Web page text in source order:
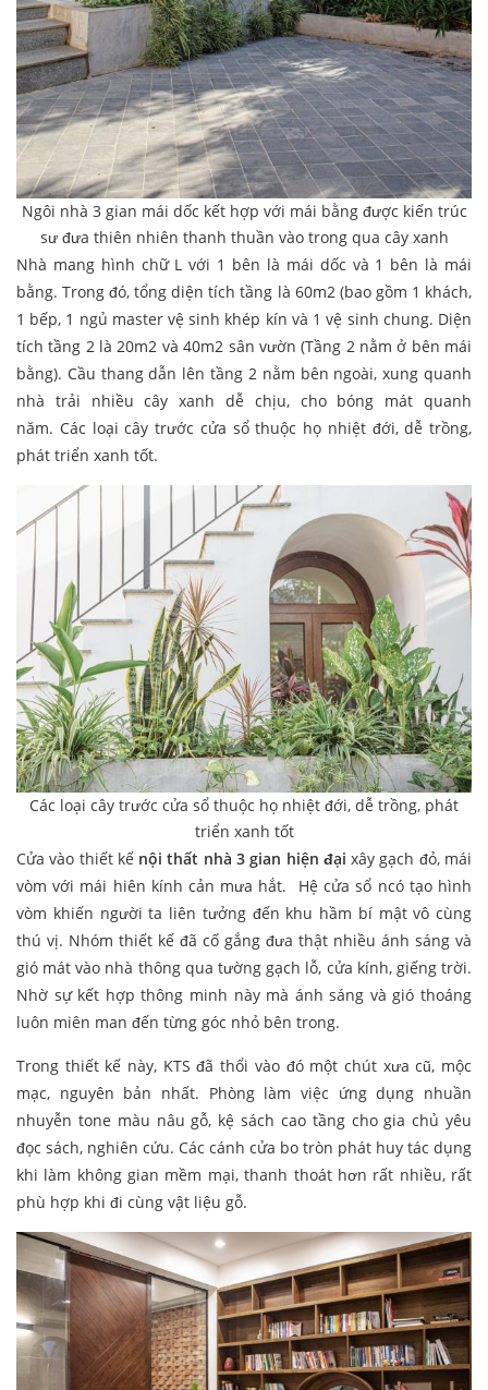
Ngôi nhà 3 gian mái dốc kết hợp với mái bằng được kiến trúc
sư đưa thiên nhiên thanh thuần vào trong qua cây xanh
Nhà mang hình chữ L với 1 bên là mái dốc và 1 bên là mái
bằng. Trong đó, tổng diện tích tầng là 60m2 (bao gồm 1 khách,
1 bếp, 1 ngủ master vệ sinh khép kín và 1 vệ sinh chung. Diện
tích tầng 2 là 20m2 và 40m2 sân vườn (Tầng 2 nằm ở bên mái
bằng). Cầu thang dẫn lên tầng 2 nằm bên ngoài, xung quanh
nhà trải nhiều cây xanh dễ chịu, cho bóng mát quanh
năm. Các loại cây trước cửa sổ thuộc họ nhiệt đới, dễ trồng,
phát triển xanh tốt.
Các loại cây trước cửa sổ thuộc họ nhiệt đới, dễ trồng, phát
triển xanh tốt
Cửa vào thiết kế nội thất nhà 3 gian hiện đại xây gạch đỏ, mái
vòm với mái hiên kính cản mưa hắt. Hệ cửa sổ ncó tạo hình
vòm khiến người ta liên tưởng đến khu hầm bí mật vô cùng
thú vị. Nhóm thiết kế đã cố gắng đưa thật nhiều ánh sáng và
gió mát vào nhà thông qua tường gạch lỗ, cửa kính, giếng trời.
Nhờ sự kết hợp thông minh này mà ánh sáng và gió thoáng
luôn miên man đến từng góc nhỏ bên trong.
Trong thiết kế này, KTS đã thổi vào đó một chút xưa cũ, mộc
mạc, nguyên bản nhất. Phòng làm việc ứng dụng nhuần
nhuyễn tone màu nâu gỗ, kệ sách cao tầng cho gia chủ yêu
đọc sách, nghiên cứu. Các cánh cửa bo tròn phát huy tác dụng
khi làm không gian mềm mại, thanh thoát hơn rất nhiều, rất
phù hợp khi đi cùng vật liệu gỗ.